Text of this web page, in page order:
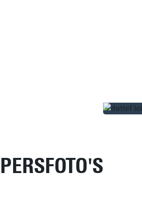
PERSFOTO'S